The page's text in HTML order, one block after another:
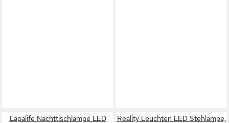
Lapalife Nachttischlampe LED
Reality Leuchten LED Stehlampe,